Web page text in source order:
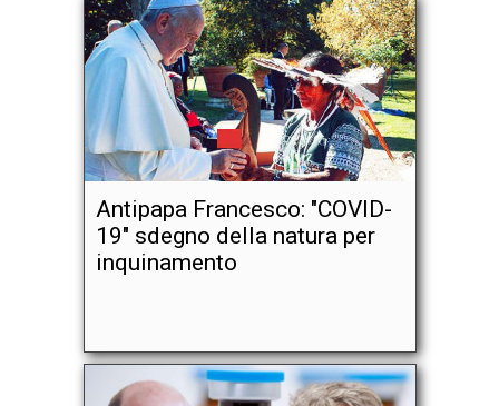
Antipapa Francesco: "COVID-
19" sdegno della natura per
inquinamento